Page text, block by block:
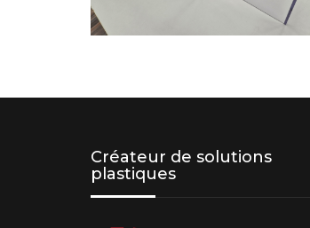
Créateur de solutions
plastiques